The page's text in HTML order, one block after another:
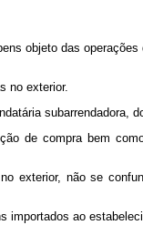
objeto das
no exterior.
subarrendadora,
de compra bem
exterior, não se
ao